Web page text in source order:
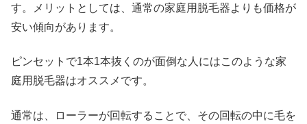
す。メリットとしては、通常の家庭用脱毛器よりも価格が
安い傾向があります。
ピンセットで1本1本抜くのが面倒な人にはこのような家
庭用脱毛器はオススメです。
通常は、ローラーが回転することで、その回転の中に毛を